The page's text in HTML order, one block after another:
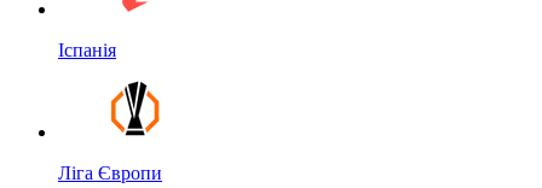
Іспанія
Ліга Європи